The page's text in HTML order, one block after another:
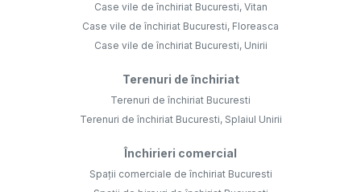
Case vile de închiriat Bucuresti, Vitan
Case vile de închiriat Bucuresti, Floreasca
Case vile de închiriat Bucuresti, Unirii
Terenuri de închiriat
Terenuri de închiriat Bucuresti
Terenuri de închiriat Bucuresti, Splaiul Unirii
Închirieri comercial
Spații comerciale de închiriat Bucuresti